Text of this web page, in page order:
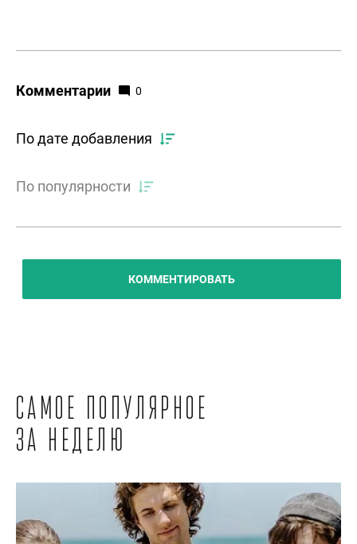
Комментарии 0
По дате добавления
По популярности
КОММЕНТИРОВАТЬ
Самое популярное
за неделю